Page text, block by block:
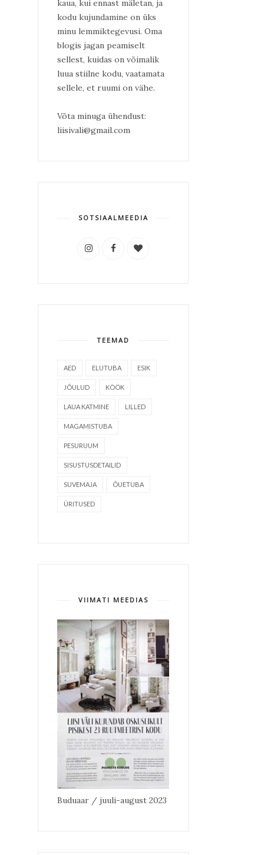
kaua, kui ennast mäletan, ja
kodu kujundamine on üks
minu lemmiktegevusi. Oma
blogis jagan peamiselt
sellest, kuidas on võimalik
luua stiilne kodu, vaatamata
sellele, et ruumi on vähe.
Võta minuga ühendust:
liisivali@gmail.com
SOTSIAALMEEDIA
TEEMAD
AED ELUTUBA ESIK
JÕULUD KÖÖK
LAUA KATMINE LILLED
MAGAMISTUBA
PESURUUM
SISUSTUSDETAILID
SUVEMAJA ÕUETUBA
ÜRITUSED
VIIMATI MEEDIAS
Buduaar / juuli-august 2023